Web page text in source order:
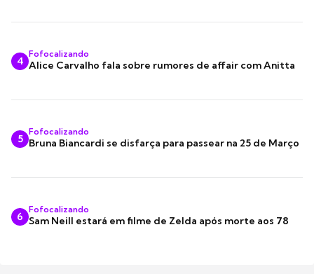
4
Fofocalizando
Alice Carvalho fala sobre rumores de affair com Anitta
5
Fofocalizando
Bruna Biancardi se disfarça para passear na 25 de Março
6
Fofocalizando
Sam Neill estará em filme de Zelda após morte aos 78